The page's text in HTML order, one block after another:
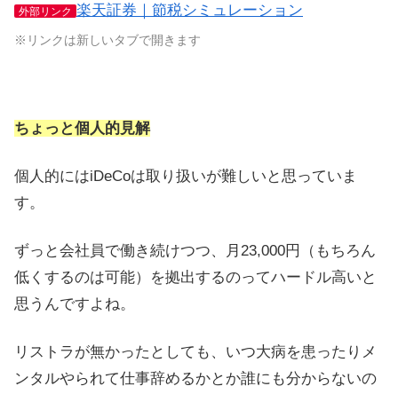
外部リンク 楽天証券｜節税シミュレーション
※リンクは新しいタブで開きます
ちょっと個人的見解
個人的にはiDeCoは取り扱いが難しいと思っていま
す。
ずっと会社員で働き続けつつ、月23,000円（もちろん
低くするのは可能）を拠出するのってハードル高いと
思うんですよね。
リストラが無かったとしても、いつ大病を患ったりメ
ンタルやられて仕事辞めるかとか誰にも分からないの